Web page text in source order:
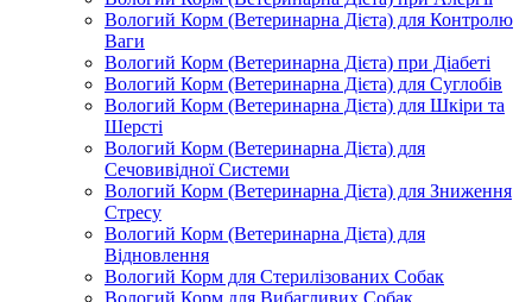
Вологий Корм (Ветеринарна Дієта) для Контролю
Ваги
Вологий Корм (Ветеринарна Дієта) при Діабеті
Вологий Корм (Ветеринарна Дієта) для Суглобів
Вологий Корм (Ветеринарна Дієта) для Шкіри та
Шерсті
Вологий Корм (Ветеринарна Дієта) для
Сечовивідної Системи
Вологий Корм (Ветеринарна Дієта) для Зниження
Стресу
Вологий Корм (Ветеринарна Дієта) для
Відновлення
Вологий Корм для Стерилізованих Собак
Вологий Корм для Вибагливих Собак